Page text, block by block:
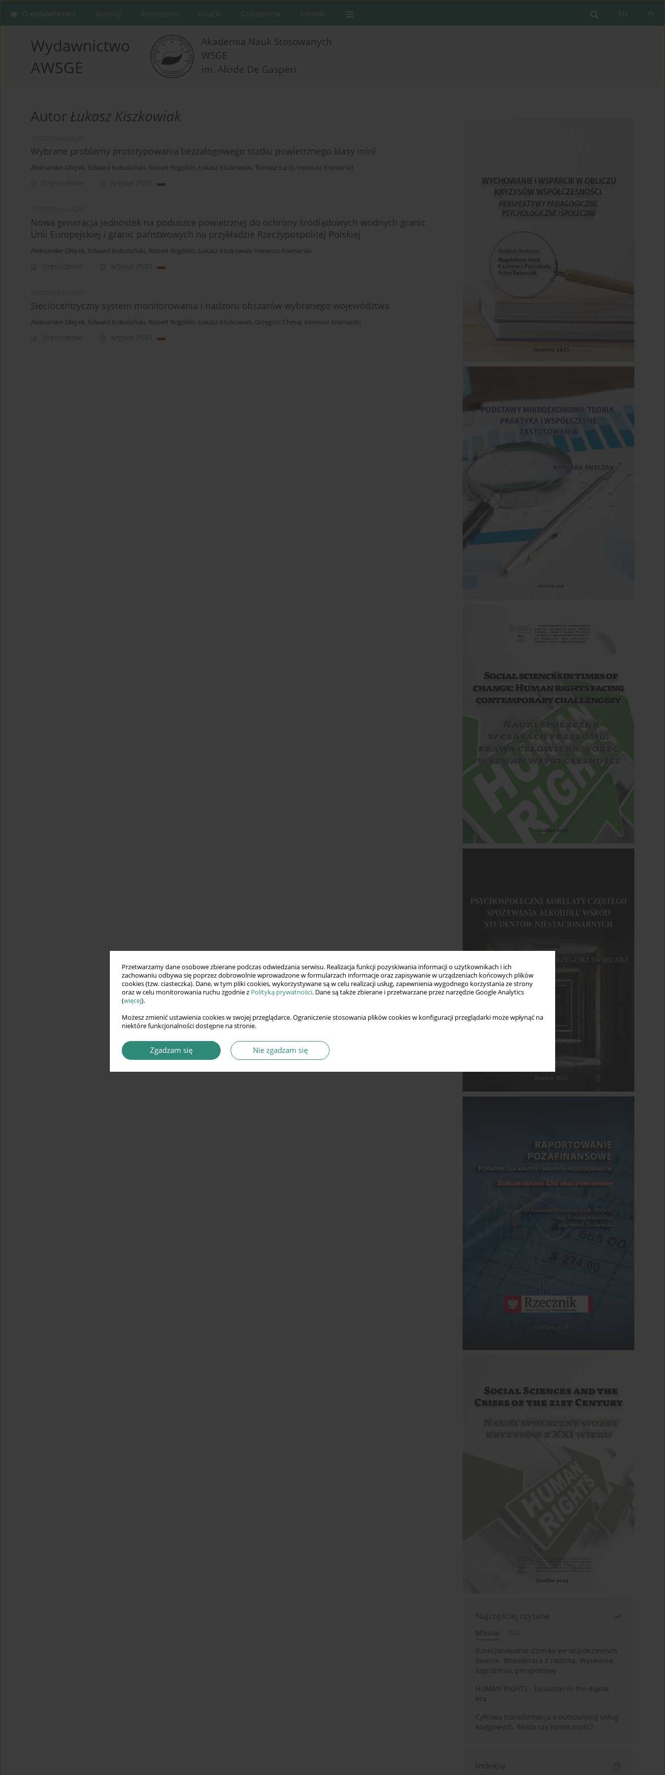
Przetwarzamy dane osobowe zbierane podczas odwiedzania serwisu. Realizacja funkcji pozyskiwania informacji o użytkownikach i ich
zachowaniu odbywa się poprzez dobrowolnie wprowadzone w formularzach informacje oraz zapisywanie w urządzeniach końcowych plików
cookies (tzw. ciasteczka). Dane, w tym pliki cookies, wykorzystywane są w celu realizacji usług, zapewnienia wygodnego korzystania ze strony
oraz w celu monitorowania ruchu zgodnie z Polityką prywatności. Dane są także zbierane i przetwarzane przez narzędzie Google Analytics
(więcej).
Możesz zmienić ustawienia cookies w swojej przeglądarce. Ograniczenie stosowania plików cookies w konfiguracji przeglądarki może wpłynąć na
niektóre funkcjonalności dostępne na stronie.
Zgadzam się Nie zgadzam się
PL
EN
O wydawnictwie Autorzy Recenzenci Książki Czasopisma Kontakt
Wydawnictwo
AWSGE
Akademia Nauk Stosowanych
WSGE
im. Alcide De Gasperi
Autor Łukasz Kiszkowiak
Wybrane problemy prototypowania bezzałogowego statku powietrznego klasy mini
Aleksander Olejnik, Edward Kołodziński, Robert Rogólski, Łukasz Kiszkowiak, Tomasz Łącki, Ireneusz Kramarski
Streszczenie Artykuł (PDF)
Nowa generacja jednostek na poduszce powietrznej do ochrony śródlądowych wodnych granic
Unii Europejskiej i granic państwowych na przykładzie Rzeczypospolitej Polskiej
Aleksander Olejnik, Edward Kołodziński, Robert Rogólski, Łukasz Kiszkowiak, Ireneusz Kramarski
Streszczenie Artykuł (PDF)
Sieciocentryczny system monitorowania i nadzoru obszarów wybranego województwa
Aleksander Olejnik, Edward Kołodziński, Robert Rogólski, Łukasz Kiszkowiak, Grzegorz Chmaj, Ireneusz Kramarski
Streszczenie Artykuł (PDF)
Najczęściej czytane
Miesiąc
Rok
Funkcjonowanie dziecka we współczesnym
świecie. Współpraca z rodziną. Wyzwania,
zagrożenia, perspektywy
HUMAN RIGHTS - Evolution in the digital
era
Cyfrowa transformacja a outsourcing usług
księgowych. Moda czy konieczność?
Indeksy